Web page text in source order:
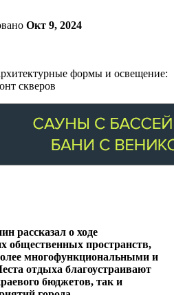
Окт 9, 2024
рассказал о ходе
общественных пространств,
многофункциональными и
отдыха благоустраивают
бюджетов, так и